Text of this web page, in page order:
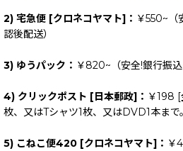
2) 宅急便 [クロネコヤマト]： ￥550~（
認後配送）
3) ゆうパック： ￥820~（安全!銀行振
4) クリックポスト [日本郵政]： ￥198 [
枚、又はTシャツ1枚、又はDVD1本ま
5) こねこ便420 [クロネコヤマト]： ￥